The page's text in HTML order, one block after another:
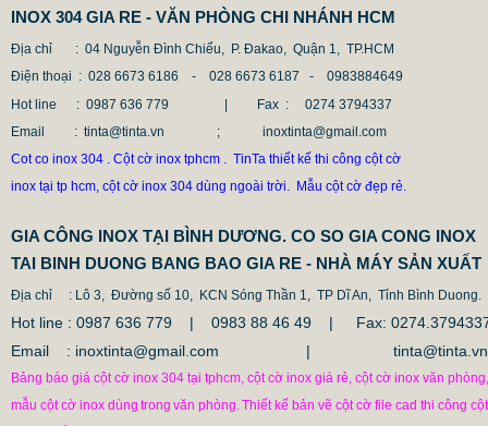
INOX 304 GIA RE - VĂN PHÒNG CHI NHÁNH HCM
Địa chỉ
: 04 Nguyễn Đình Chiểu, P. Đakao, Quận 1, TP.HCM
Điện thoại : 028 6673 6186 - 028 6673 6187 -
0983884649
Hot line
: 0987 636 779 | Fax :
0274 3794337
Email
: tinta@tinta.vn ; inoxtinta@gmail.com
Cot co inox 304 . Cột cờ inox tphcm . TinTa thiết kế thi công cột cờ
inox tại tp hcm, cột cờ inox 304 dùng ngoài trời. Mẫu cột cờ đẹp rẻ.
GIA CÔNG INOX TẠI BÌNH DƯƠNG. CO SO GIA CONG INOX
TAI BINH DUONG BANG BAO GIA RE - NHÀ MÁY SẢN XUẤT
Địa chỉ : Lô 3, Đường số 10, KCN Sóng Thần 1, TP Dĩ An, Tỉnh Bình Duong.
Hot line : 0987 636 779 | 0983 88 46 49 |
Fax:
Email : inoxtinta@gmail.com | tinta@tinta.vn
Bảng báo giá cột cờ inox 304 tại tphcm, cột cờ inox giá rẻ, cột cờ inox văn phòng,
mẫu cột cờ inox dùng trong văn phòng.Thiết kế bản vẽ cột cờ file cad thi công cột